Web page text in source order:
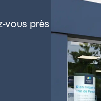
vous près